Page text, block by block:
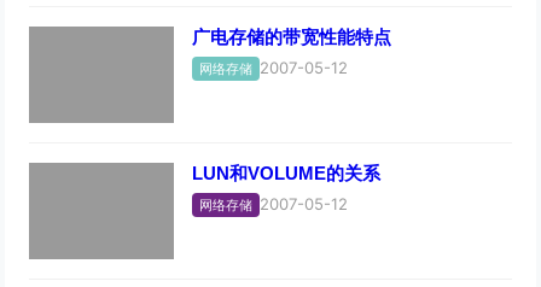
广电存储的带宽性能特点
网络存储 2007-05-12
LUN和VOLUME的关系
网络存储 2007-05-12